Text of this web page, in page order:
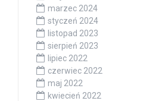
marzec 2024
styczeń 2024
listopad 2023
sierpień 2023
lipiec 2022
czerwiec 2022
maj 2022
kwiecień 2022